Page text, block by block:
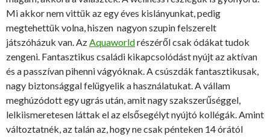
Mi akkor nem vittük az egy éves kislányunkat, pedig
megtehettük volna, hiszen nagyon szupin felszerelt
játszóházuk van. AzAquaworldrészéről csak ódákat tudok
zengeni. Fantasztikus családi kikapcsolódást nyújt az aktívan
és a passzívan pihenni vágyóknak. A csúszdák fantasztikusak,
nagy biztonsággal felügyelik a használatukat. A vállam
meghúzódott egy ugrás után, amit nagy szakszerűséggel,
lelkiismeretesen láttak el az elsősegélyt nyújtó kollégák. Amint
változtatnék, az talán az, hogy ne csak pénteken 14 órától